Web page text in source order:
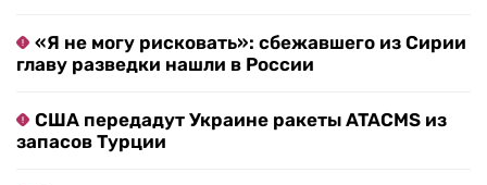
«Я не могу рисковать»: сбежавшего из Сирии
главу разведки нашли в России
США передадут Украине ракеты ATACMS из
запасов Турции